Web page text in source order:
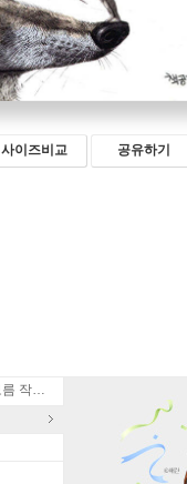
사이즈비교 공유하기
뮤지컬 〈휴남동 서점〉X 황보름 작가 북토크